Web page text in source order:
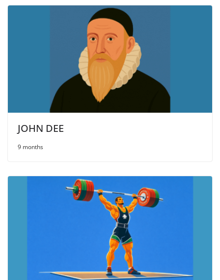
JOHN DEE
9 months